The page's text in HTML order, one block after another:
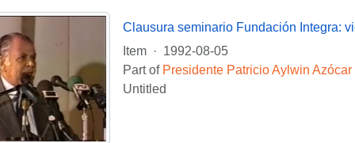
Clausura seminario Fundación Integra:
Item
· 1992-08-05
Part of Presidente Patricio Aylwin
Untitled